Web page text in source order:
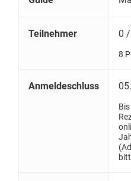
Teilnehmer 0
8
Anmeldeschluss